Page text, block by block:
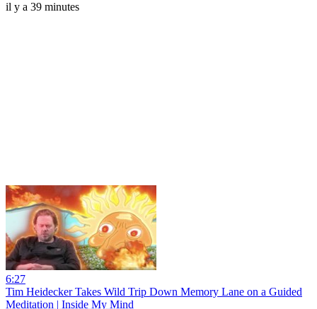
il y a 39 minutes
6:27
Tim Heidecker Takes Wild Trip Down Memory Lane on a Guided
Meditation | Inside My Mind